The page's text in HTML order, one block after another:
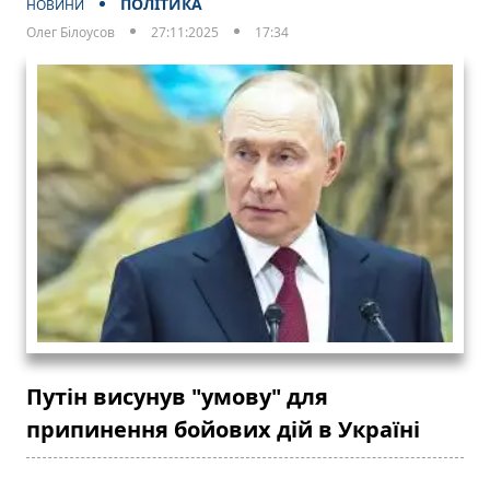
НОВИНИ
Олег Білоусов 27:11:2025 17:34
Путін висунув "умову" для
припинення бойових дій в Україні